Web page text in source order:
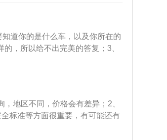
道你的是什么车，以及你所在的
，所以给不出完美的答复；3、
看个人选择；4、其实你可以打
地区不同，价格会有差异；2、
标准等方面很重要，有可能还有
的安装与匹配技术方面稍强点。